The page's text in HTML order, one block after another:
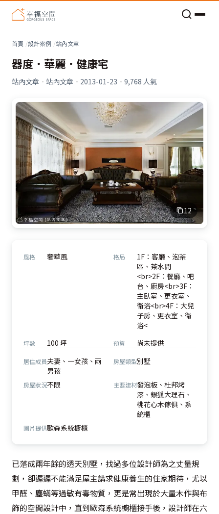
首頁 設計案例 站內文章
器度．華麗．健康宅
站內文章 · 站內文章 · 2013-01-23 · 9,768 人氣
12
風格 奢華風 格局
1F：客廳、泡茶
區、茶水間
<br>2F：餐廳、吧
台、廚房<br>3F：
主臥室、更衣室、
衛浴<br>4F：大兒
子房、更衣室、衛
浴<
坪數 100 坪 預算 尚未提供
居住成員夫妻、一女孩、兩
男孩
房屋類型別墅
房屋狀況不限 主要建材發泡板、杜邦烤
漆、銀狐大理石、
桃花心木傢俱、系
統櫃
圖片提供歐森系統櫥櫃
已落成兩年餘的透天別墅，找過多位設計師為之丈量規
劃，卻遲遲不能滿足屋主講求健康養生的住家期待，尤以
甲醛、塵蟎等過敏有毒物質，更是常出現於大量木作與布
飾的空間設計中，直到歐森系統櫥櫃接手後，設計師在六